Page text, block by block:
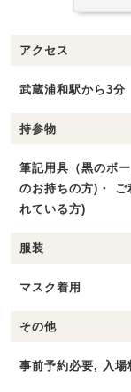
アクセス
武蔵浦和駅から3分
持参物
筆記用具（黒のボ
のお持ちの方)・ ご
れている方)
服装
マスク着用
その他
事前予約必要, 入場